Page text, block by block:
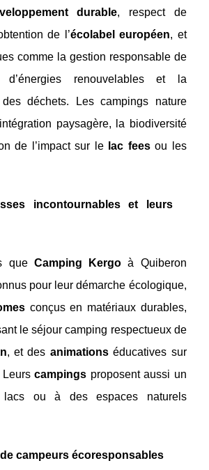
durable, respect de
de l’écolabel européen, et
comme la gestion responsable de
d’énergies renouvelables et la
déchets. Les campings nature
paysagère, la biodiversité
de l’impact sur le lac feesou les
incontournables et leurs
que Camping Kergo à Quiberon
pour leur démarche écologique,
conçus en matériaux durables,
le séjour camping respectueux de
, et des animationséducatives sur
Leurscampings proposent aussi un
ou à des espaces naturels
campeurs écoresponsables